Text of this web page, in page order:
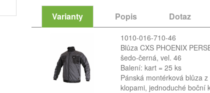
Varianty Popis Dotaz
1010-016-710-46
Blůza CXS PHOENIX
šedo-černá, vel. 46
Balení: kart = 25 ks
Pánská montérková blůza
klopami, jednoduché boční